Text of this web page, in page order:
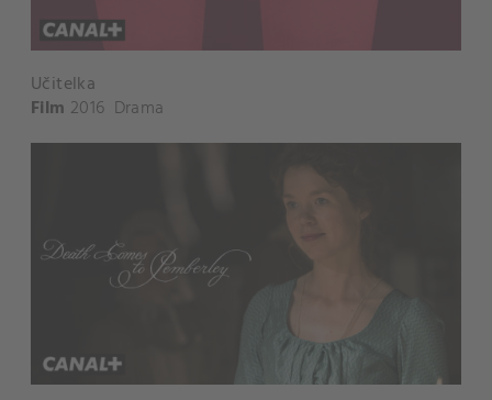
Učitelka
Film 2016 Drama